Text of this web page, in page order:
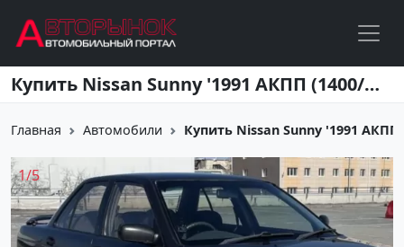
Перейти к основному содержанию Купить Nissan Sunny '1991 АКПП (1400/75 л.с.) Бензин инжектор Тамань цвет Черный Седан по цене 460000 рублей, объявление №27493 на сайте Авторынок23
Главная Автомобили Купить Nissan Sunny '1991 АКПП
1/5